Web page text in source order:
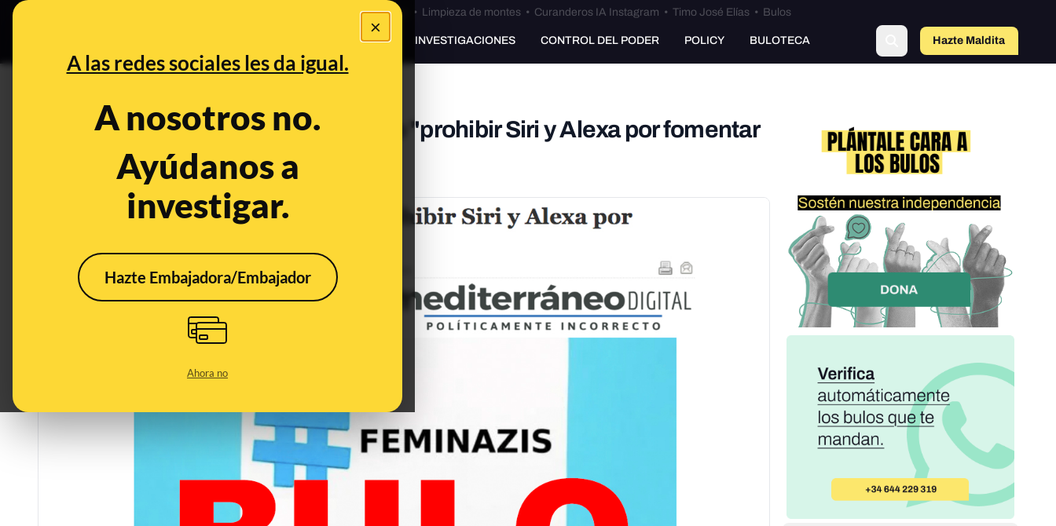
×
A las redes sociales les da igual.
A nosotros no.
Ayúdanos a
investigar.
Hazte Embajadora/Embajador
Ahora no
Bulos Ceuta • Limpieza de montes• Curanderos IA Instagram • Timo José Elías• Bulos
PREBUNKING INVESTIGACIONES CONTROL DEL PODER POLICY BULOTECA Hazte Maldita
No, "las feministas" no han exigido "prohibir Siri y Alexa por fomentar
el machismo"
Jun 4, 2019, 9:08:10 AM